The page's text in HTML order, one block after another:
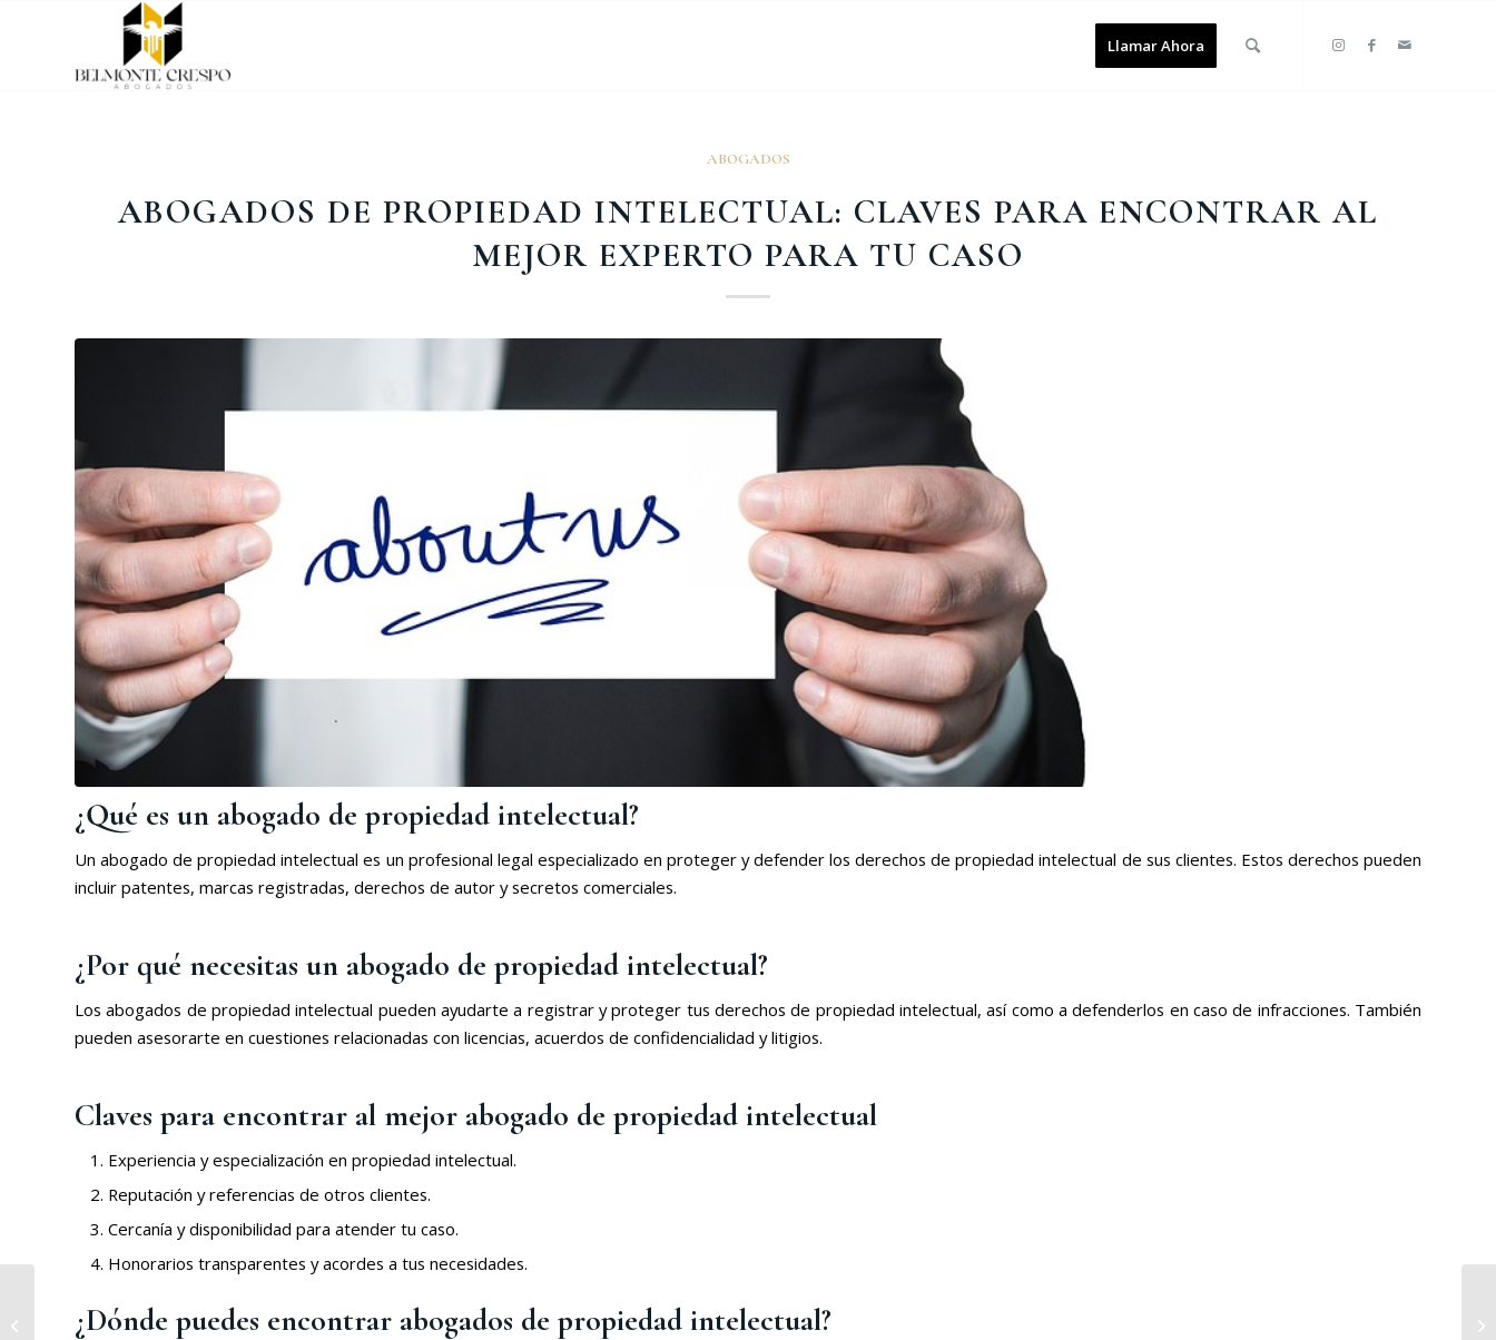
Llamar Ahora
ABOGADOS
ABOGADOS DE PROPIEDAD INTELECTUAL: CLAVES PARA ENCONTRAR AL
MEJOR EXPERTO PARA TU CASO
¿Qué es un abogado de propiedad intelectual?
Un abogado de propiedad intelectual es un profesional legal especializado en proteger y defender los derechos de propiedad intelectual de sus clientes. Estos derechos pueden
incluir patentes, marcas registradas, derechos de autor y secretos comerciales.
¿Por qué necesitas un abogado de propiedad intelectual?
Los abogados de propiedad intelectual pueden ayudarte a registrar y proteger tus derechos de propiedad intelectual, así como a defenderlos en caso de infracciones. También
pueden asesorarte en cuestiones relacionadas con licencias, acuerdos de confidencialidad y litigios.
Claves para encontrar al mejor abogado de propiedad intelectual
Experiencia y especialización en propiedad intelectual.
Reputación y referencias de otros clientes.
Cercanía y disponibilidad para atender tu caso.
Honorarios transparentes y acordes a tus necesidades.
¿Dónde puedes encontrar abogados de propiedad intelectual?
Trabajadores y